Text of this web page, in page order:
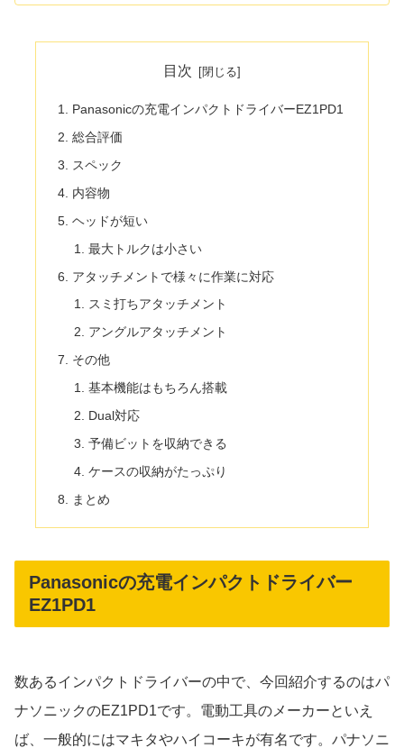
目次
Panasonicの充電インパクトドライバーEZ1PD1
総合評価
スペック
内容物
ヘッドが短い
最大トルクは小さい
アタッチメントで様々に作業に対応
スミ打ちアタッチメント
アングルアタッチメント
その他
基本機能はもちろん搭載
Dual対応
予備ビットを収納できる
ケースの収納がたっぷり
まとめ
Panasonicの充電インパクトドライバー
EZ1PD1
数あるインパクトドライバーの中で、今回紹介するのはパ
ナソニックのEZ1PD1です。電動工具のメーカーといえ
ば、一般的にはマキタやハイコーキが有名です。パナソニ